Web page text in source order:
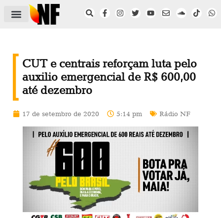
CUT e centrais reforçam luta pelo
auxilio emergencial de R$ 600,00
até dezembro
17 de setembro de 2020 5:14 pm Rádio NF